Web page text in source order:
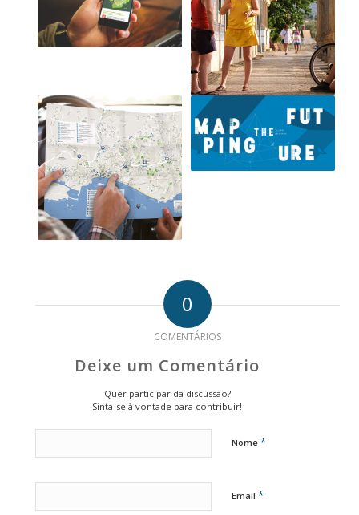
0
COMENTÁRIOS
Deixe um Comentário
Quer participar da discussão?
Sinta-se à vontade para contribuir!
Nome *
Email *